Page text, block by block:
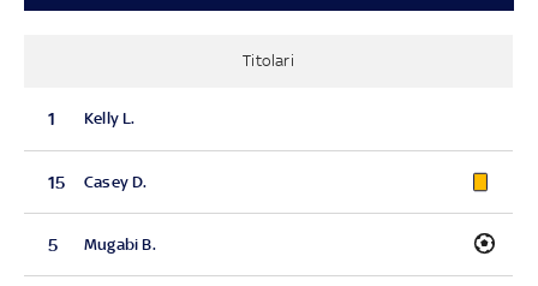
Titolari
1 Kelly L.
15 Casey D.
5 Mugabi B.